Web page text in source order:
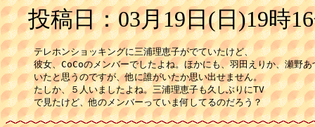
投稿日：03月19日(日)19時
テレホンショッキングに三浦理恵子がでていたけど、
彼女、CoCoのメンバーでしたよね。ほかにも、羽田えりか、瀬野あ
いたと思うのですが、他に誰がいたか思い出せません。
たしか、５人いましたよね。三浦理恵子も久しぶりにTV
で見たけど、他のメンバーっていま何してるのだろう？